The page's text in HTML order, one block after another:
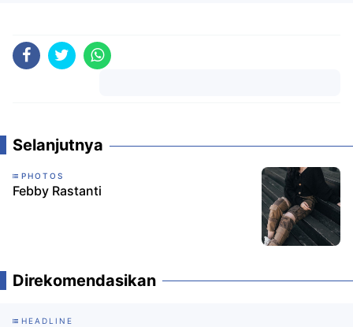
Selanjutnya
PHOTOS
Febby Rastanti
Direkomendasikan
HEADLINE